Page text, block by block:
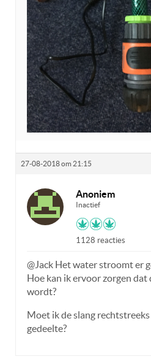
27-08-2018 om 21:15
Anoniem
Inactief
1128 reacties
@Jack Het water stroomt er
Hoe kan ik ervoor zorgen dat
wordt?
Moet ik de slang
gedeelte?